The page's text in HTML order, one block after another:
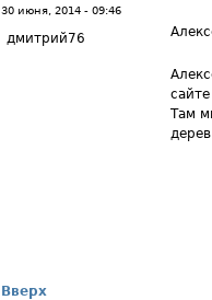
30 июня, 2014 - 09:46
дмитрий76
Там
Вверх